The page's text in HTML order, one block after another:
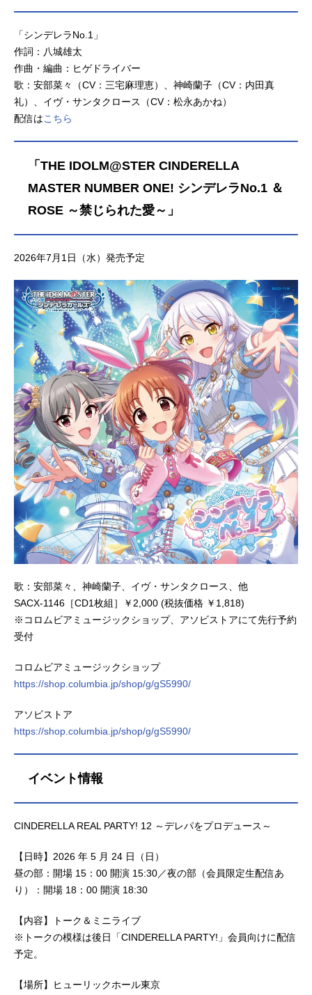
「シンデレラNo.1」
作詞：八城雄太
作曲・編曲：ヒゲドライバー
歌：安部菜々（CV：三宅麻理恵）、神崎蘭子（CV：内田真
礼）、イヴ・サンタクロース（CV：松永あかね）
配信はこちら
「THE IDOLM@STER CINDERELLA
MASTER NUMBER ONE! シンデレラNo.1 ＆
ROSE ～禁じられた愛～」
2026年7月1日（水）発売予定
歌：安部菜々、神崎蘭子、イヴ・サンタクロース、他
SACX-1146［CD1枚組］￥2,000 (税抜価格 ￥1,818)
※コロムビアミュージックショップ、アソビストアにて先行予約
受付
コロムビアミュージックショップ
https://shop.columbia.jp/shop/g/gS5990/
アソビストア
https://shop.columbia.jp/shop/g/gS5990/
イベント情報
CINDERELLA REAL PARTY! 12 ～デレパをプロデュース～
【日時】2026 年 5 月 24 日（日）
昼の部：開場 15：00 開演 15:30／夜の部（会員限定生配信あ
り）：開場 18：00 開演 18:30
【内容】トーク＆ミニライブ
※トークの模様は後日「CINDERELLA PARTY!」会員向けに配信
予定。
【場所】ヒューリックホール東京